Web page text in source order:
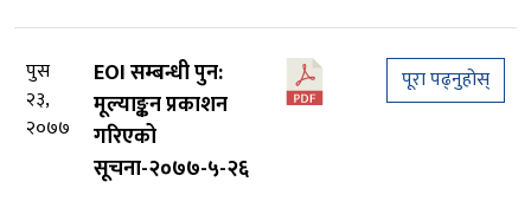
पुस
२३,
२०७७
EOI सम्बन्धी पुन:
मूल्याङ्कन प्रकाशन
गरिएको
सूचना-२०७७-५-२६
पूरा पढ्नुहोस्